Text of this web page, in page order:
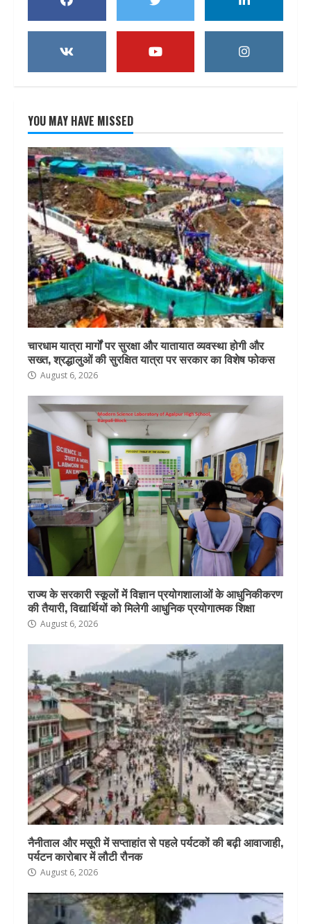
YOU MAY HAVE MISSED
चारधाम यात्रा मार्गों पर सुरक्षा और यातायात व्यवस्था होगी और
सख्त, श्रद्धालुओं की सुरक्षित यात्रा पर सरकार का विशेष फोकस
August 6, 2026
राज्य के सरकारी स्कूलों में विज्ञान प्रयोगशालाओं के आधुनिकीकरण
की तैयारी, विद्यार्थियों को मिलेगी आधुनिक प्रयोगात्मक शिक्षा
August 6, 2026
नैनीताल और मसूरी में सप्ताहांत से पहले पर्यटकों की बढ़ी आवाजाही,
पर्यटन कारोबार में लौटी रौनक
August 6, 2026